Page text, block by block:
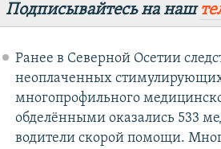
Подписывайтесь на наш
Ранее в Северной Осетии
неоплаченных
многопрофильного
обделёнными оказались 533
водители скорой помощи.